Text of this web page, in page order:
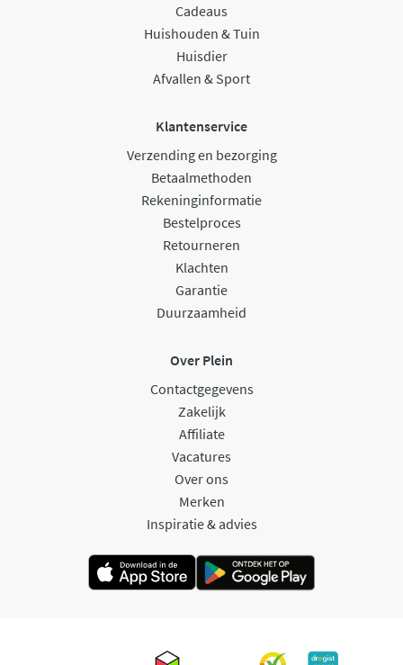
Cadeaus
Huishouden & Tuin
Huisdier
Afvallen & Sport
Klantenservice
Verzending en bezorging
Betaalmethoden
Rekeninginformatie
Bestelproces
Retourneren
Klachten
Garantie
Duurzaamheid
Over Plein
Contactgegevens
Zakelijk
Affiliate
Vacatures
Over ons
Merken
Inspiratie & advies